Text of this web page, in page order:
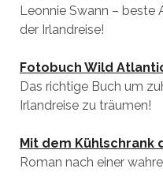
Leonnie Swann – beste
der Irlandreise!
Fotobuch Wild
Das richtige Buch um
Irlandreise zu träumen!
Mit dem Kühlschrank
Roman nach einer